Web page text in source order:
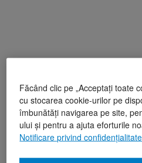
Făcând clic pe „Acceptați toate
cu stocarea cookie-urilor pe
îmbunătăți navigarea pe site,
ului și pentru a ajuta eforturile
Notificare privind